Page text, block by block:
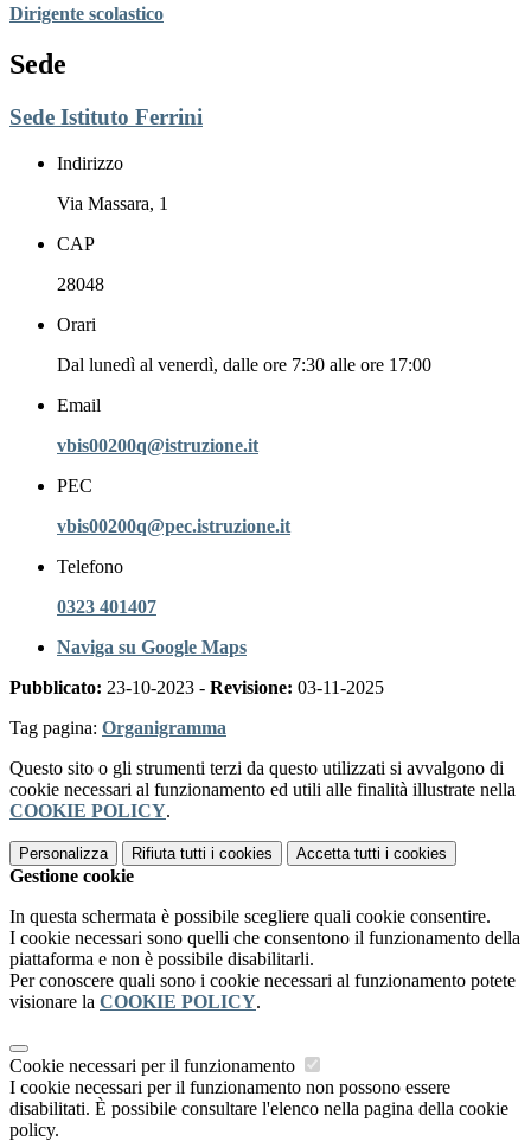
Dirigente scolastico
Sede
Sede Istituto Ferrini
Indirizzo
Via Massara, 1
CAP
28048
Orari
Dal lunedì al venerdì, dalle ore 7:30 alle ore 17:00
Email
vbis00200q@istruzione.it
PEC
vbis00200q@pec.istruzione.it
Telefono
0323 401407
Naviga su Google Maps
Pubblicato: 23-10-2023 - Revisione: 03-11-2025
Tag pagina: Organigramma
Questo sito o gli strumenti terzi da questo utilizzati si avvalgono di
cookie necessari al funzionamento ed utili alle finalità illustrate nella
COOKIE POLICY.
Personalizza Rifiuta tutti i cookies Accetta tutti i cookies
Gestione cookie
In questa schermata è possibile scegliere quali cookie consentire.
I cookie necessari sono quelli che consentono il funzionamento della
piattaforma e non è possibile disabilitarli.
Per conoscere quali sono i cookie necessari al funzionamento potete
visionare la COOKIE POLICY.
Cookie necessari per il funzionamento
I cookie necessari per il funzionamento non possono essere
disabilitati. È possibile consultare l'elenco nella pagina della cookie
policy.